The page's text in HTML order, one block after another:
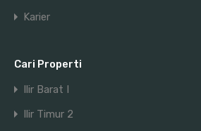
Karier
Cari Properti
Ilir Barat I
Ilir Timur 2